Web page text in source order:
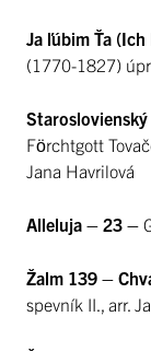
Ja ľúbim Ťa
(1770-1827)
Förchtgott
Jana Havrilová
Alleluja – 23 –
Žalm 139 –
spevník II., arr.